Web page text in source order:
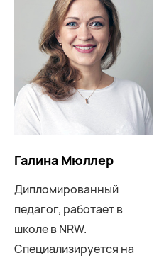
Галина Мюллер
Дипломированный
педагог, работает в
школе в NRW.
Специализируется на